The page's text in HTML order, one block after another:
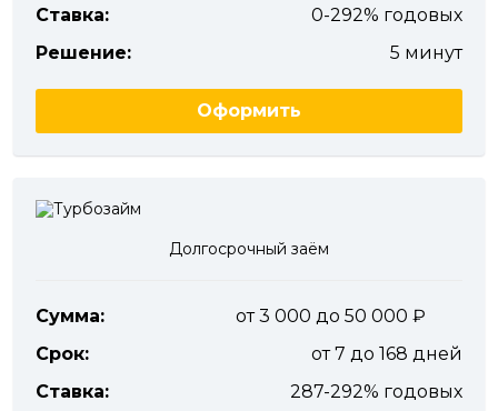
Ставка:
0-292% годовых
Решение:
5 минут
Оформить
Долгосрочный заём
Сумма:
от 3 000 до 50 000
Срок:
от 7 до 168 дней
Ставка:
287-292% годовых